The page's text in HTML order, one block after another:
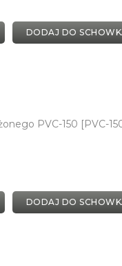
DODAJ DO
PVC-150 [PVC-
DODAJ DO